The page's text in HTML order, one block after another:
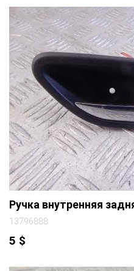
Ручка внутренняя
13796888
5 $